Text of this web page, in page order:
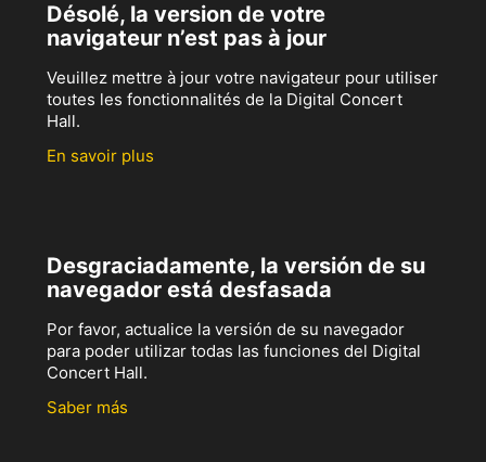
Désolé, la version de votre
navigateur n’est pas à jour
Veuillez mettre à jour votre navigateur pour utiliser
toutes les fonctionnalités de la Digital Concert
Hall.
En savoir plus
Desgraciadamente, la versión de su
navegador está desfasada
Por favor, actualice la versión de su navegador
para poder utilizar todas las funciones del Digital
Concert Hall.
Saber más